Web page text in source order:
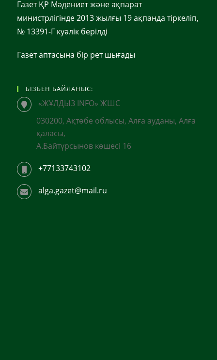
Газет ҚР Мәдениет және ақпарат
министрлігінде 2013 жылғы 19 ақпанда тіркеліп,
№ 13391-Г куәлік берілді
Газет аптасына бір рет шығады
БІЗБЕН БАЙЛАНЫС:
«ЖҰЛДЫЗ INFO» ЖШС
030200, Ақтөбе облысы, Алға ауданы, Алға
қаласы,
А.Байтұрсынов көшесі 16
+77133743102
alga.gazet@mail.ru